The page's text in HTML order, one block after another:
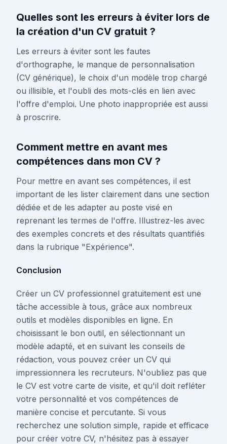
Quelles sont les erreurs à éviter lors de
la création d'un CV gratuit ?
Les erreurs à éviter sont les fautes
d'orthographe, le manque de personnalisation
(CV générique), le choix d'un modèle trop chargé
ou illisible, et l'oubli des mots-clés en lien avec
l'offre d'emploi. Une photo inappropriée est aussi
à proscrire.
Comment mettre en avant mes
compétences dans mon CV ?
Pour mettre en avant ses compétences, il est
important de les lister clairement dans une section
dédiée et de les adapter au poste visé en
reprenant les termes de l'offre. Illustrez-les avec
des exemples concrets et des résultats quantifiés
dans la rubrique "Expérience".
Conclusion
Créer un CV professionnel gratuitement est une
tâche accessible à tous, grâce aux nombreux
outils et modèles disponibles en ligne. En
choisissant le bon outil, en sélectionnant un
modèle adapté, et en suivant les conseils de
rédaction, vous pouvez créer un CV qui
impressionnera les recruteurs. N'oubliez pas que
le CV est votre carte de visite, et qu'il doit refléter
votre personnalité et vos compétences de
manière concise et percutante. Si vous
recherchez une solution simple, rapide et efficace
pour créer votre CV, n'hésitez pas à essayer